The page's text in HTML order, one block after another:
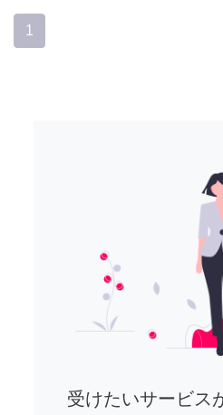
1
受けたいサービス